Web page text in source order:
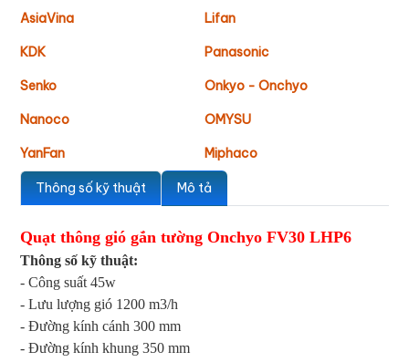
AsiaVina Lifan
KDK Panasonic
Senko Onkyo - Onchyo
Nanoco OMYSU
YanFan Miphaco
Thông số kỹ thuật Mô tả
Quạt thông gió gắn tường Onchyo FV30 LHP6
Thông số kỹ thuật:
- Công suất 45w
- Lưu lượng gió 1200 m3/h
- Đường kính cánh 300 mm
- Đường kính khung 350 mm